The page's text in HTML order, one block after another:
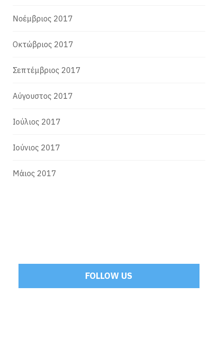
Νοέμβριος 2017
Οκτώβριος 2017
Σεπτέμβριος 2017
Αύγουστος 2017
Ιούλιος 2017
Ιούνιος 2017
Μάιος 2017
FOLLOW US